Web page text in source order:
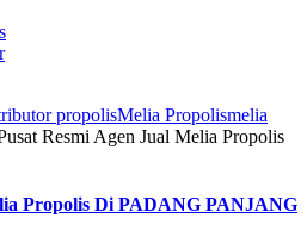
propolisMelia Propolismelia
Resmi Agen Jual Melia Propolis
Propolis Di PADANG PANJANG